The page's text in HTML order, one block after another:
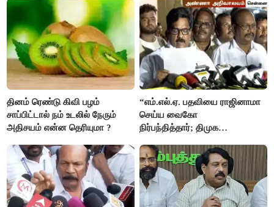
தினம் ரெண்டு கிவி பழம்
சாப்பிட்டால் நம் உடலில் நேரும்
அதிசயம் என்ன தெரியுமா ?
“எம்.எல்.ஏ. பதவியை ராஜினாமா
செய்ய வைகோ
நிர்பந்தித்தார்; திமுக
தொடர்கிறோம்”- மதிமுக
எம்.எல்.ஏக்கள் பரபரப்பு பேட்டி